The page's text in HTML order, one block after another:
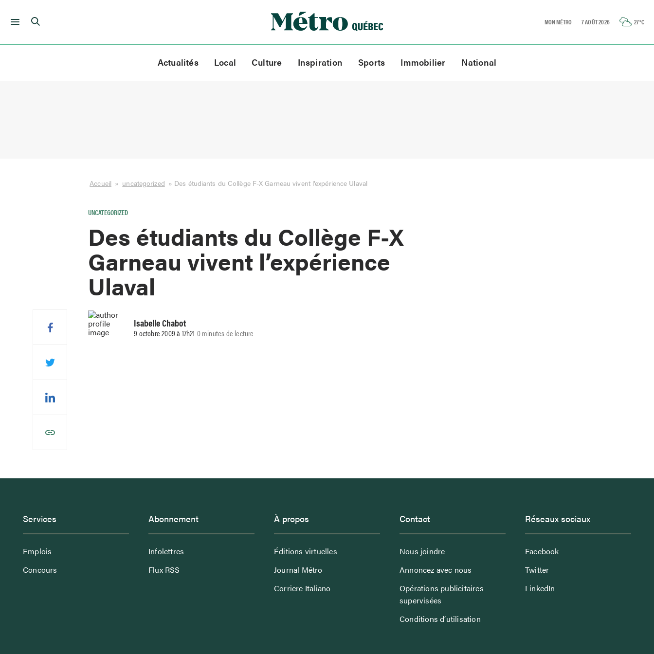
Skip
MON MÉTRO 7 AOÛT 2026 27°C
Actualités Local Culture Inspiration Sports Immobilier National
Accueil » uncategorized » Des étudiants du Collège F-X Garneau vivent l’expérience Ulaval
UNCATEGORIZED
Des étudiants du Collège F-X
Garneau vivent l’expérience
Ulaval
Isabelle Chabot
9 octobre 2009 à 17h21 0 minutes de lecture
Services
Emplois
Concours
Abonnement
Infolettres
Flux RSS
À propos
Éditions virtuelles
Journal Métro
Corriere Italiano
Contact
Nous joindre
Annoncez avec nous
Opérations publicitaires
supervisées
Conditions d’utilisation
Réseaux sociaux
Facebook
Twitter
LinkedIn